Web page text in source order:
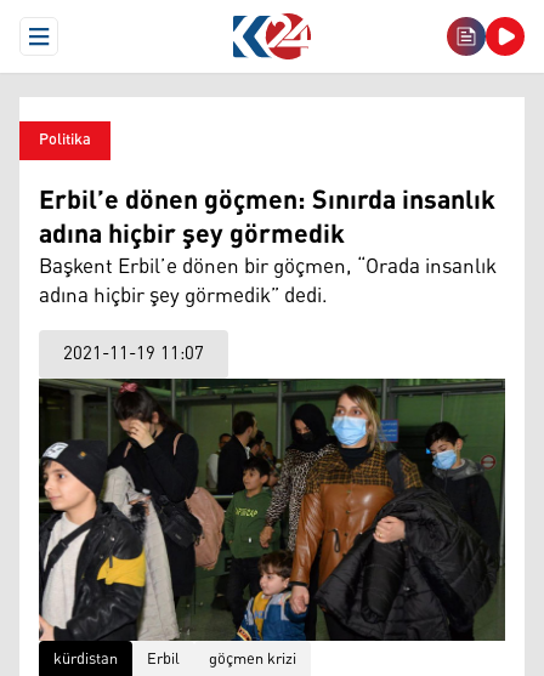
Open Menu
Politika
Erbil’e dönen göçmen: Sınırda insanlık
adına hiçbir şey görmedik
Başkent Erbil’e dönen bir göçmen, “Orada insanlık
adına hiçbir şey görmedik” dedi.
2021-11-19 11:07
kürdistan Erbil göçmen krizi